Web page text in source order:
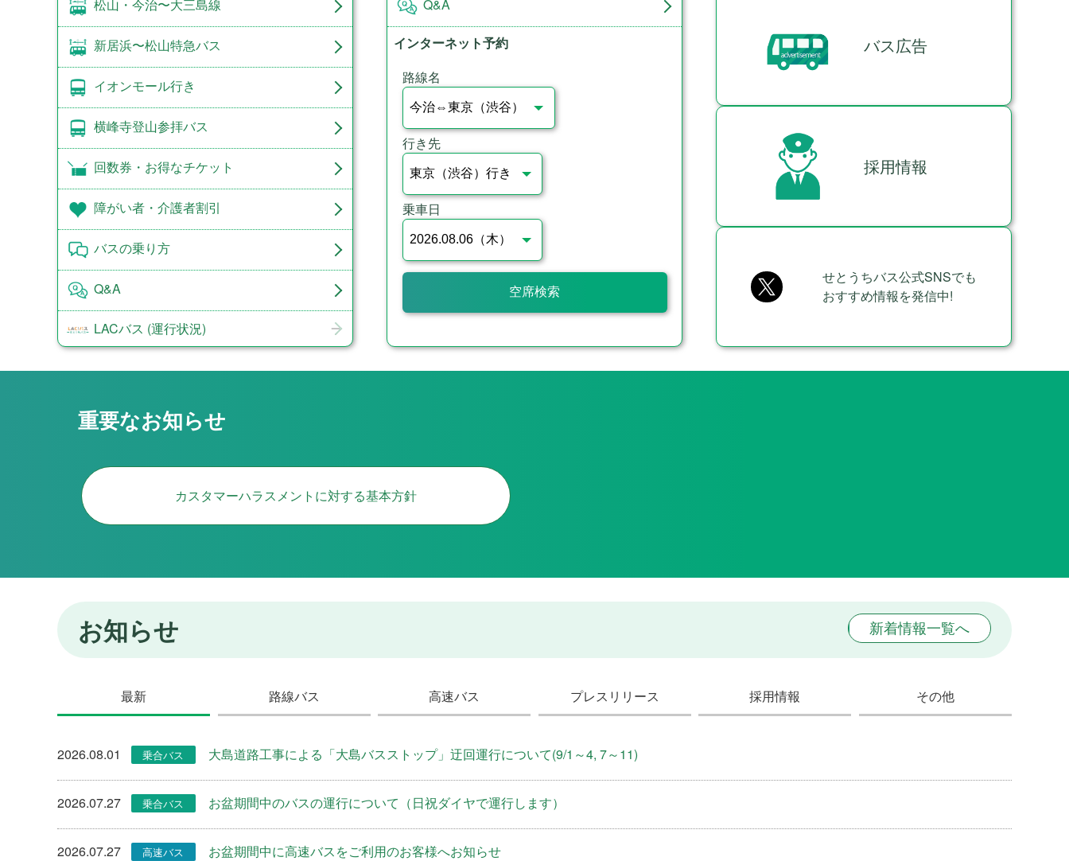
松山・今治〜大三島線
新居浜〜松山特急バス
イオンモール行き
横峰寺登山参拝バス
回数券・お得なチケット
障がい者・介護者割引
バスの乗り方
Q&A
LACバス (運行状況)
Q&A
インターネット予約
路線名
行き先
乗車日
バス広告
採用情報
せとうちバス公式SNSでも
おすすめ情報を発信中!
重要なお知らせ
カスタマーハラスメントに対する基本方針
お知らせ 新着情報一覧へ
最新 路線バス 高速バス プレスリリース 採用情報 その他
2026.08.01 大島道路工事による「大島バスストップ」迂回運行について(9/1～4, 7～11)
2026.07.27 お盆期間中のバスの運行について（日祝ダイヤで運行します）
2026.07.27 お盆期間中に高速バスをご利用のお客様へお知らせ